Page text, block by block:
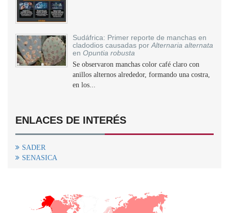
Sudáfrica: Primer reporte de manchas en
cladodios causadas por Alternaria alternata
en Opuntia robusta
Se observaron manchas color café claro con
anillos alternos alrededor, formando una costra,
en los...
ENLACES DE INTERÉS
SADER
SENASICA